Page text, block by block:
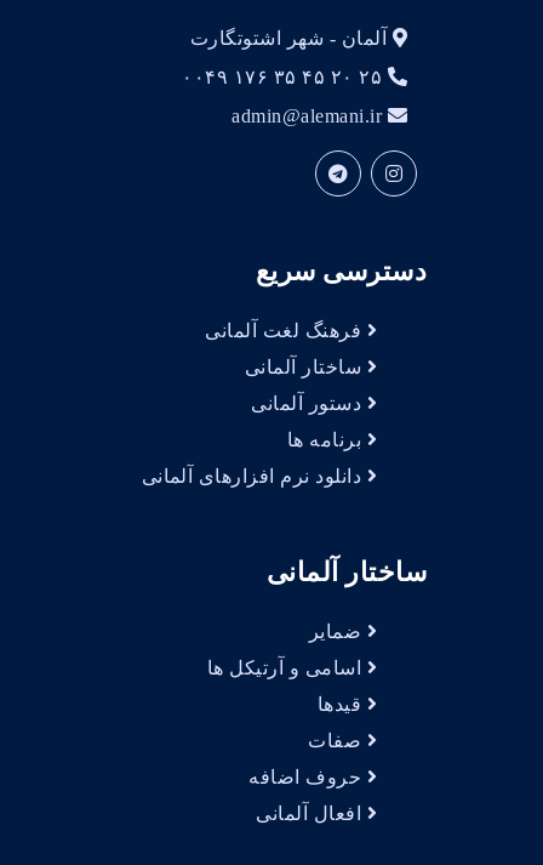
آلمان - شهر اشتوتگارت
admin@alemani.ir
دسترسی سریع
فرهنگ لغت آلمانی
ساختار آلمانی
دستور آلمانی
برنامه ها
دانلود نرم افزارهای آلمانی
ساختار آلمانی
ضمایر
اسامی و آرتیکل ها
قیدها
صفات
حروف اضافه
افعال آلمانی